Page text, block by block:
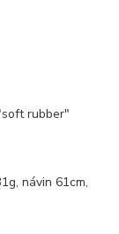
rubber"
návin 61cm,